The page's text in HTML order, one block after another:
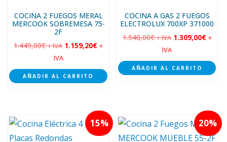
COCINA 2 FUEGOS MERAL
MERCOOK SOBREMESA 75-
2F
1.449,00€ + IVA 1.159,20€ +
IVA
AÑADIR AL CARRITO
COCINA A GAS 2 FUEGOS
ELECTROLUX 700XP 371000
1.540,00€ + IVA 1.309,00€ +
IVA
AÑADIR AL CARRITO
15 20